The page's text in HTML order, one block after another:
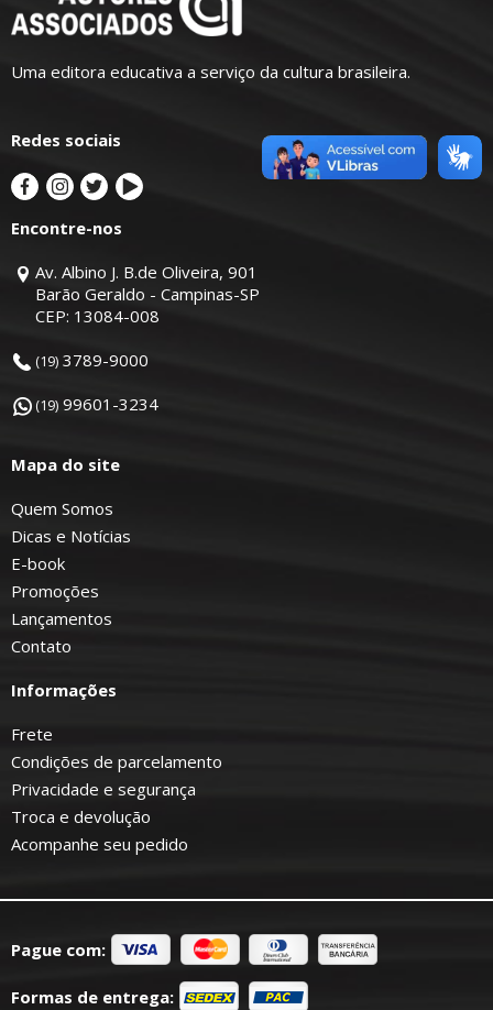
Uma editora educativa a serviço da cultura brasileira.
Redes sociais
Encontre-nos
Av. Albino J. B.de Oliveira, 901
Barão Geraldo - Campinas-SP
CEP: 13084-008
(19) 3789-9000
(19) 99601-3234
Mapa do site
Quem Somos
Dicas e Notícias
E-book
Promoções
Lançamentos
Contato
Informações
Frete
Condições de parcelamento
Privacidade e segurança
Troca e devolução
Acompanhe seu pedido
Pague com:
Formas de entrega: